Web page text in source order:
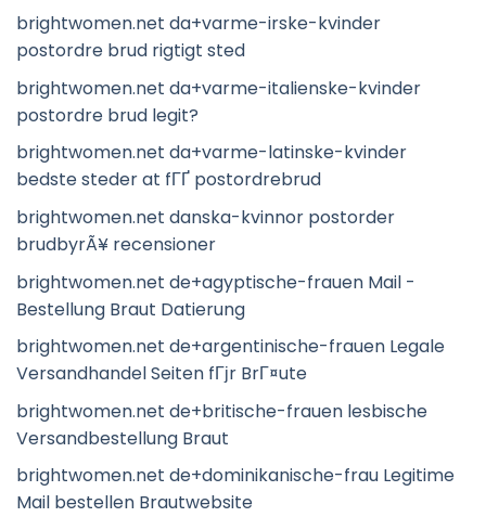
brightwomen.net da+varme-irske-kvinder
postordre brud rigtigt sted
brightwomen.net da+varme-italienske-kvinder
postordre brud legit?
brightwomen.net da+varme-latinske-kvinder
bedste steder at fГҐ postordrebrud
brightwomen.net danska-kvinnor postorder
brudbyrÃ¥ recensioner
brightwomen.net de+agyptische-frauen Mail -
Bestellung Braut Datierung
brightwomen.net de+argentinische-frauen Legale
Versandhandel Seiten fГјr BrГ¤ute
brightwomen.net de+britische-frauen lesbische
Versandbestellung Braut
brightwomen.net de+dominikanische-frau Legitime
Mail bestellen Brautwebsite